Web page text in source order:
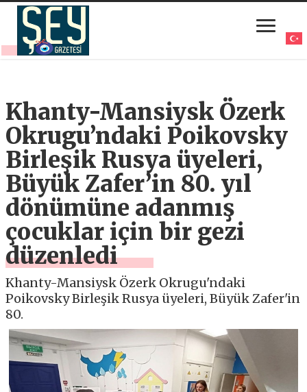
Khanty-Mansiysk Özerk
Okrugu’ndaki Poikovsky
Birleşik Rusya üyeleri,
Büyük Zafer’in 80. yıl
dönümüne adanmış
çocuklar için bir gezi
düzenledi
Khanty-Mansiysk Özerk Okrugu'ndaki
Poikovsky Birleşik Rusya üyeleri, Büyük Zafer'in
80.